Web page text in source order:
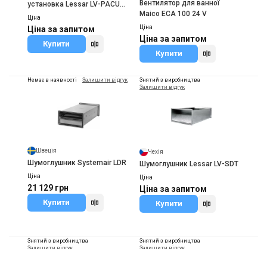
установка Lessar LV-PACU
1000 HW
Ціна
Ціна за запитом
Купити
Вентилятор для ванної
Maico ECA 100 24 V
Ціна
Ціна за запитом
Купити
Немає в наявності Залишити відгук
Швеція
Шумоглушник Systemair LDR
Ціна
21 129 грн
Купити
Знятий з виробництва
Залишити відгук
Чехія
Шумоглушник Lessar LV-SDT
Ціна
Ціна за запитом
Купити
Знятий з виробництва
Залишити відгук
Знятий з виробництва
Залишити відгук